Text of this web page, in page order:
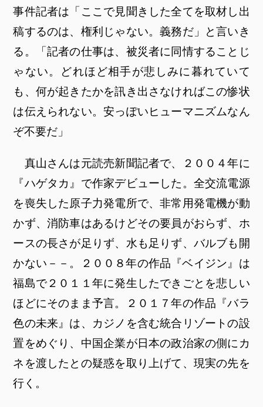
事件記者は「ここで見聞きした全てを取材し出
稿するのは、権利じゃない。義務だ」と言いき
る。「記者の仕事は、被災者に同情することじ
ゃない。どれほど相手が悲しみに暮れていて
も、何が起きたかを訊き出さなければこの惨状
は伝えられない。安っぽいヒューマニズムなん
ぞ不要だ」
真山さんは元読売新聞記者で、２００４年に
『ハゲタカ』で作家デビューした。全交流電源
を喪失した原子力発電所で、非常用発電機が動
かず、消防車はあるけどその要員がおらず、ホ
ースの長さが足りず、水も足りず、バルブも開
かない－－。２００８年の作品『ベイジン』は
福島で２０１１年に発生したできごとを悲しい
ほどにそのまま予言。２０１７年の作品『バラ
色の未来』は、カジノを含む統合リゾートの設
置をめぐり、中国企業が日本の政治家の側にカ
ネを渡したとの疑惑を取り上げて、現実の先を
行く。